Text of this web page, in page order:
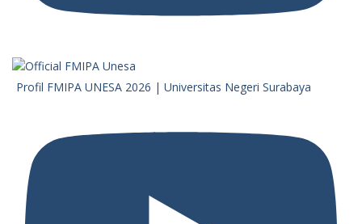
Profil FMIPA UNESA 2026 | Universitas Negeri Surabaya